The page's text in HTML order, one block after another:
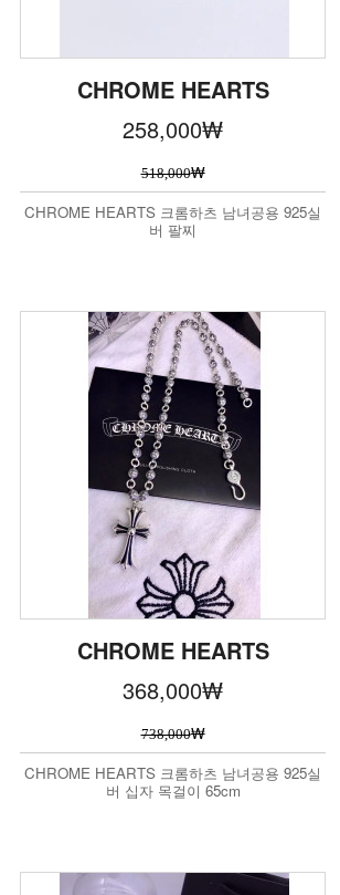
CHROME HEARTS
258,000₩
518,000₩
CHROME HEARTS 크롬하츠 남녀공용 925실
버 팔찌
CHROME HEARTS
368,000₩
738,000₩
CHROME HEARTS 크롬하츠 남녀공용 925실
버 십자 목걸이 65cm